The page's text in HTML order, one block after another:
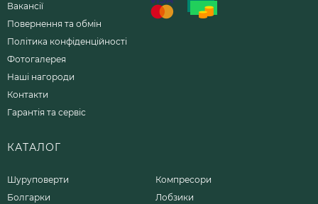
Вакансії
Повернення та обмін
Політика конфіденційності
Фотогалерея
Наші нагороди
Контакти
Гарантія та сервіс
КАТАЛОГ
Шуруповерти
Болгарки
Компресори
Лобзики